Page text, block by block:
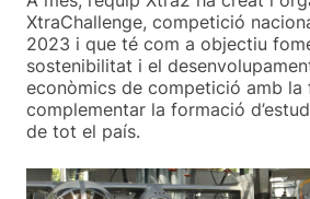
XtraChallenge, competició
2023 i que té com a objectiu
sostenibilitat i el
econòmics de competició amb la
complementar la formació
de tot el país.